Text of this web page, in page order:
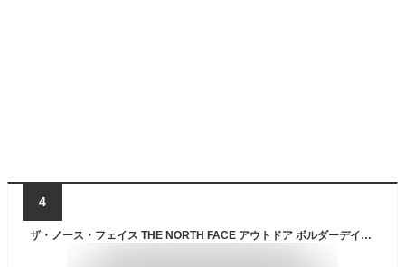
4
ザ・ノース・フェイス THE NORTH FACE アウトドア ボルダーデイパック リュック バックパック かばん 24L 大容量 小物 パソコン収納 A4サイズ収納可能 通勤 通学 ビジネス 自立 通気性 高機能 NM72356